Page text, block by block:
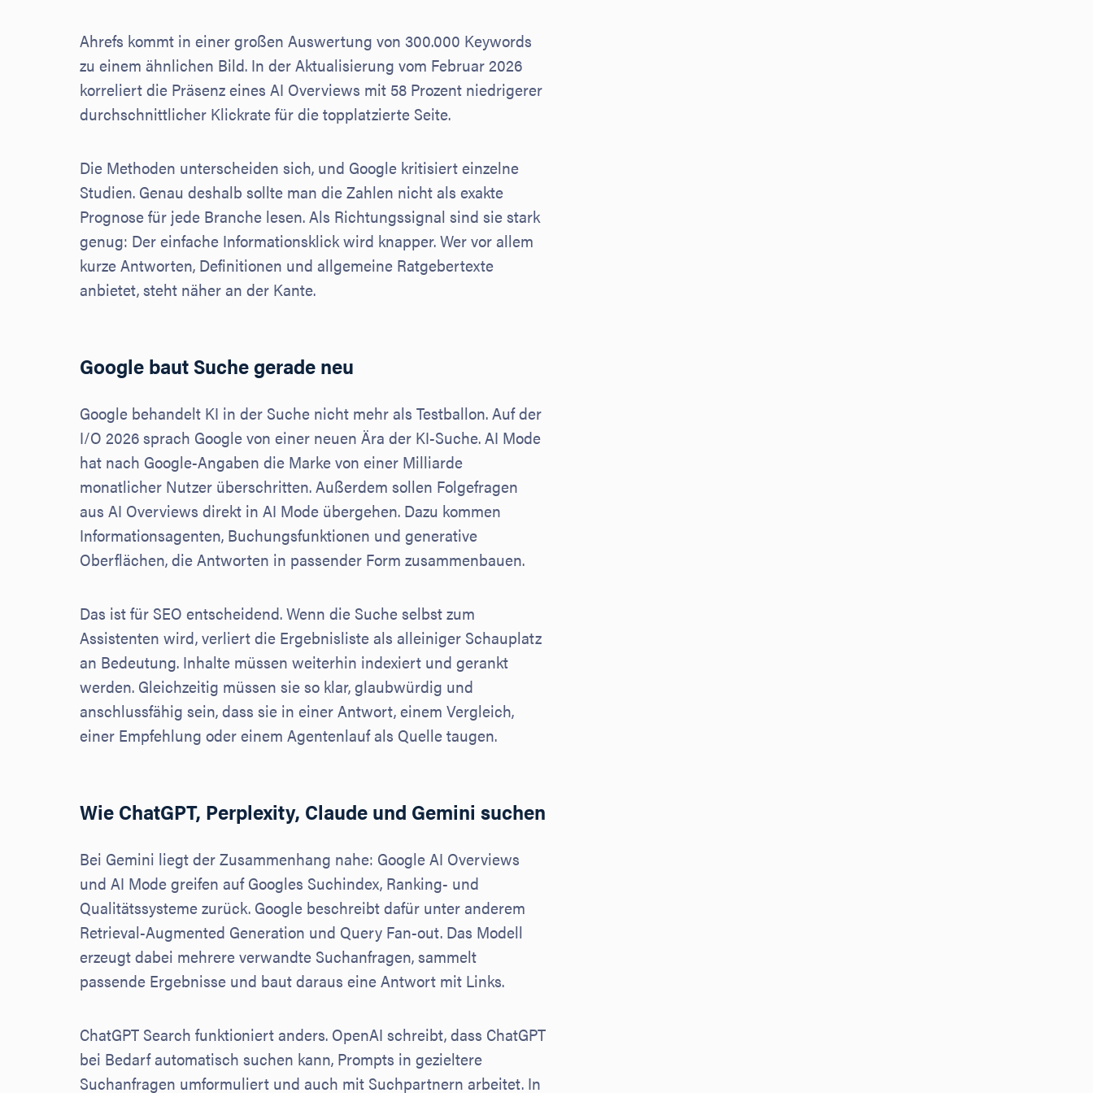
Ahrefs kommt in einer großen Auswertung von 300.000 Keywords
zu einem ähnlichen Bild. In der Aktualisierung vom Februar 2026
korreliert die Präsenz eines AI Overviews mit 58 Prozent niedrigerer
durchschnittlicher Klickrate für die topplatzierte Seite.
Die Methoden unterscheiden sich, und Google kritisiert einzelne
Studien. Genau deshalb sollte man die Zahlen nicht als exakte
Prognose für jede Branche lesen. Als Richtungssignal sind sie stark
genug: Der einfache Informationsklick wird knapper. Wer vor allem
kurze Antworten, Definitionen und allgemeine Ratgebertexte
anbietet, steht näher an der Kante.
Google baut Suche gerade neu
Google behandelt KI in der Suche nicht mehr als Testballon. Auf der
I/O 2026 sprach Google von einer neuen Ära der KI-Suche. AI Mode
hat nach Google-Angaben die Marke von einer Milliarde
monatlicher Nutzer überschritten. Außerdem sollen Folgefragen
aus AI Overviews direkt in AI Mode übergehen. Dazu kommen
Informationsagenten, Buchungsfunktionen und generative
Oberflächen, die Antworten in passender Form zusammenbauen.
Das ist für SEO entscheidend. Wenn die Suche selbst zum
Assistenten wird, verliert die Ergebnisliste als alleiniger Schauplatz
an Bedeutung. Inhalte müssen weiterhin indexiert und gerankt
werden. Gleichzeitig müssen sie so klar, glaubwürdig und
anschlussfähig sein, dass sie in einer Antwort, einem Vergleich,
einer Empfehlung oder einem Agentenlauf als Quelle taugen.
Wie ChatGPT, Perplexity, Claude und Gemini suchen
Bei Gemini liegt der Zusammenhang nahe: Google AI Overviews
und AI Mode greifen auf Googles Suchindex, Ranking- und
Qualitätssysteme zurück. Google beschreibt dafür unter anderem
Retrieval-Augmented Generation und Query Fan-out. Das Modell
erzeugt dabei mehrere verwandte Suchanfragen, sammelt
passende Ergebnisse und baut daraus eine Antwort mit Links.
ChatGPT Search funktioniert anders. OpenAI schreibt, dass ChatGPT
bei Bedarf automatisch suchen kann, Prompts in gezieltere
Suchanfragen umformuliert und auch mit Suchpartnern arbeitet. In